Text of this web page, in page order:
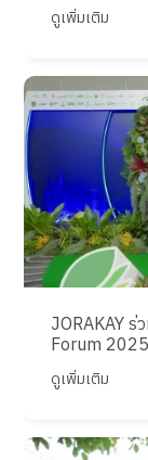
ดูเพิ่มเติม
JORAKAY
Forum 2025
ดูเพิ่มเติม